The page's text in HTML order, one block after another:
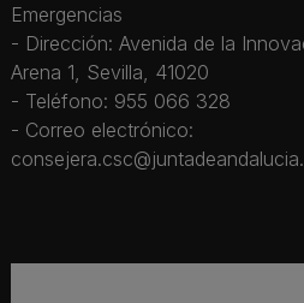
Emergencias
- Dirección: Avenida de la
Arena 1, Sevilla, 41020
- Teléfono: 955 066 328
- Correo electrónico: